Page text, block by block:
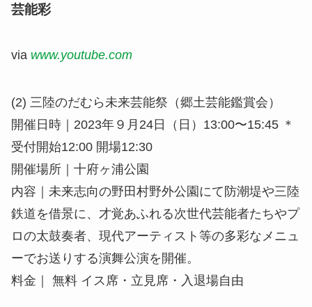
芸能彩
via www.youtube.com
(2) 三陸のだむら未来芸能祭（郷土芸能鑑賞会）
開催⽇時｜2023年９⽉24⽇（⽇）13:00〜15:45 ＊
受付開始12:00 開場12:30
開催場所｜⼗府ヶ浦公園
内容｜未来志向の野田村野外公園にて防潮堤や三陸
鉄道を借景に、才覚あふれる次世代芸能者たちやプ
ロの太⿎奏者、現代アーティスト等の多彩なメニュ
ーでお送りする演舞公演を開催。
料⾦｜ 無料 イス席・⽴⾒席・⼊退場⾃由